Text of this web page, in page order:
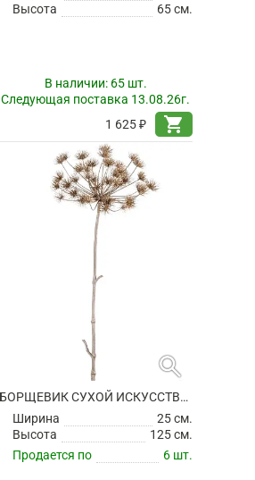
Высота
65 см.
В наличии: 65 шт.
Следующая поставка 13.08.26г.
1 625 ₽
shopping_cart
search
БОРЩЕВИК СУХОЙ ИСКУССТВЕННЫЙ
Ширина
25 см.
Высота
125 см.
Продается по
6 шт.